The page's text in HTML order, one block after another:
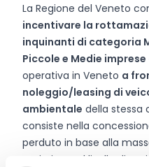
La Regione del Veneto
incentivare la
inquinanti di categoria
Piccole e Medie imprese
operativa in Veneto a
noleggio/leasing di
ambientale della stessa
consiste nella
perduto in base alla
emissiva e al livello di